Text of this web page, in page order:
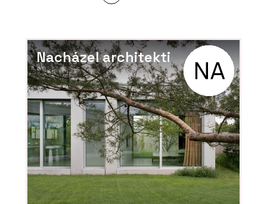
Nacházel architekti